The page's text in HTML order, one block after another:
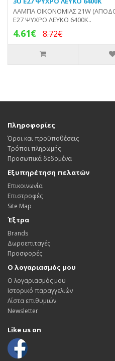
ΛΑΜΠΑ ΟΙΚΟΝΟΜΙΑΣ 21W
E27 ΨΥΧΡΟ ΛΕΥΚΟ 6400Κ..
4.61€ 8.72€
Πληροφορίες
Όροι και προϋποθέσεις
Τρόποι πληρωμής
Προσωπικά δεδομένα
Εξυπηρέτηση πελατών
Επικοινωνία
Επιστροφές
Site Map
Έξτρα
Brands
Δωροεπιταγές
Προσφορές
Ο λογαριασμός μου
Ο λογαριασμός μου
Ιστορικό παραγγελιών
Λίστα επιθυμιών
Newsletter
Like us on